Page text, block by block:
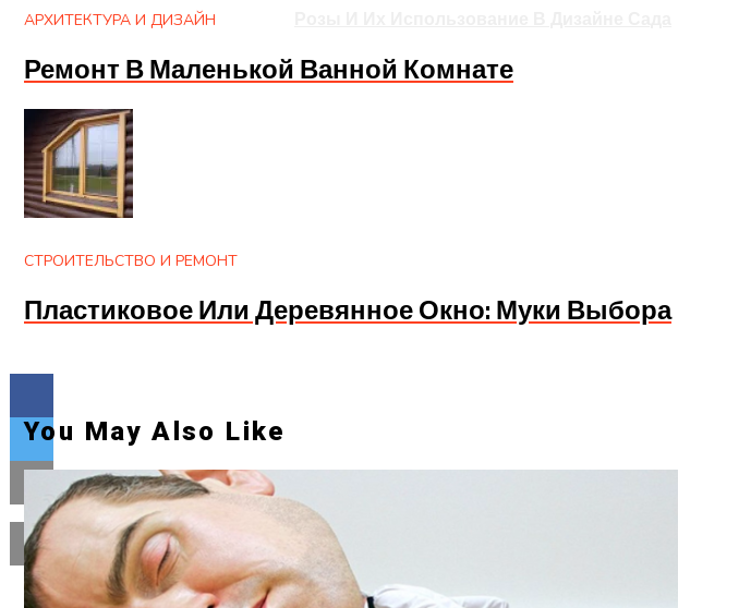
АРХИТЕКТУРА И ДИЗАЙН
Ремонт В Маленькой Ванной Комнате
СТРОИТЕЛЬСТВО И РЕМОНТ
Пластиковое Или Деревянное Окно: Муки Выбора
Flipboard
Reddit
You May Also Like